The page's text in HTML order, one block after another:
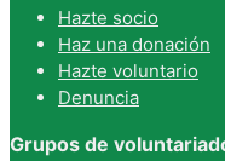
Hazte socio
Haz una donación
Hazte voluntario
Denuncia
Grupos de